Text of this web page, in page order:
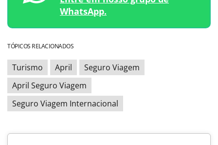
WhatsApp.
TÓPICOS RELACIONADOS
Turismo April
Seguro Viagem
April Seguro Viagem
Seguro Viagem Internacional